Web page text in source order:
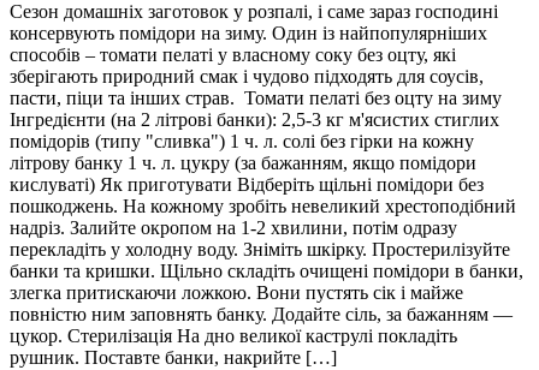
Сезон домашніх заготовок у розпалі, і саме зараз господині
консервують помідори на зиму. Один із найпопулярніших
способів – томати пелаті у власному соку без оцту, які
зберігають природний смак і чудово підходять для соусів,
пасти, піци та інших страв. Томати пелаті без оцту на зиму
Інгредієнти (на 2 літрові банки): 2,5-3 кг м'ясистих стиглих
помідорів (типу "сливка") 1 ч. л. солі без гірки на кожну
літрову банку 1 ч. л. цукру (за бажанням, якщо помідори
кислуваті) Як приготувати Відберіть щільні помідори без
пошкоджень. На кожному зробіть невеликий хрестоподібний
надріз. Залийте окропом на 1-2 хвилини, потім одразу
перекладіть у холодну воду. Зніміть шкірку. Простерилізуйте
банки та кришки. Щільно складіть очищені помідори в банки,
злегка притискаючи ложкою. Вони пустять сік і майже
повністю ним заповнять банку. Додайте сіль, за бажанням —
цукор. Стерилізація На дно великої каструлі покладіть
рушник. Поставте банки, накрийте […]